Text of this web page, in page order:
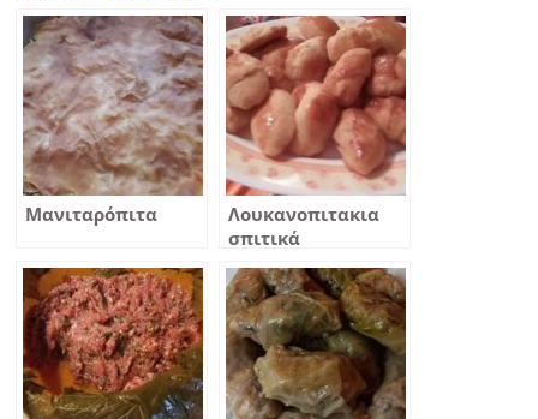
Μανιταρόπιτα
Λουκανοπιτακια
σπιτικά